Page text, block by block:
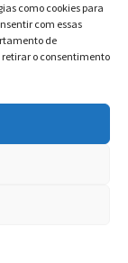
como cookies para
com essas
de
retirar o consentimento
Whatsapp